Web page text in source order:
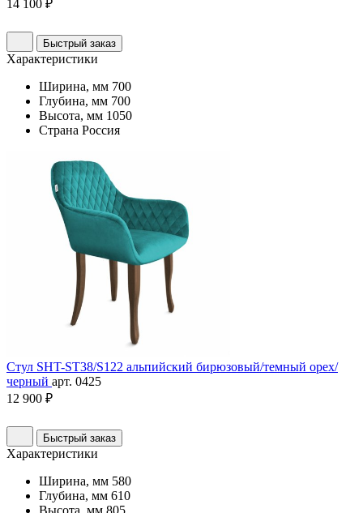
14 100 ₽
Быстрый заказ
Характеристики
Ширина, мм 700
Глубина, мм 700
Высота, мм 1050
Страна Россия
Стул SHT-ST38/S122 альпийский бирюзовый/темный орех/
черный арт. 0425
12 900 ₽
Быстрый заказ
Характеристики
Ширина, мм 580
Глубина, мм 610